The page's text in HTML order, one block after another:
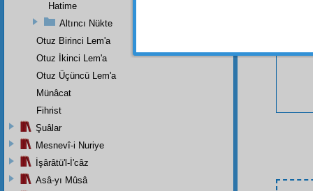
Hatime
Altıncı Nükte
Otuz Birinci Lem'a
Otuz İkinci Lem'a
Otuz Üçüncü Lem'a
Münâcat
Fihrist
Şuâlar
Mesnevî-i Nuriye
İşârâtü'l-İ'câz
Asâ-yı Mûsâ